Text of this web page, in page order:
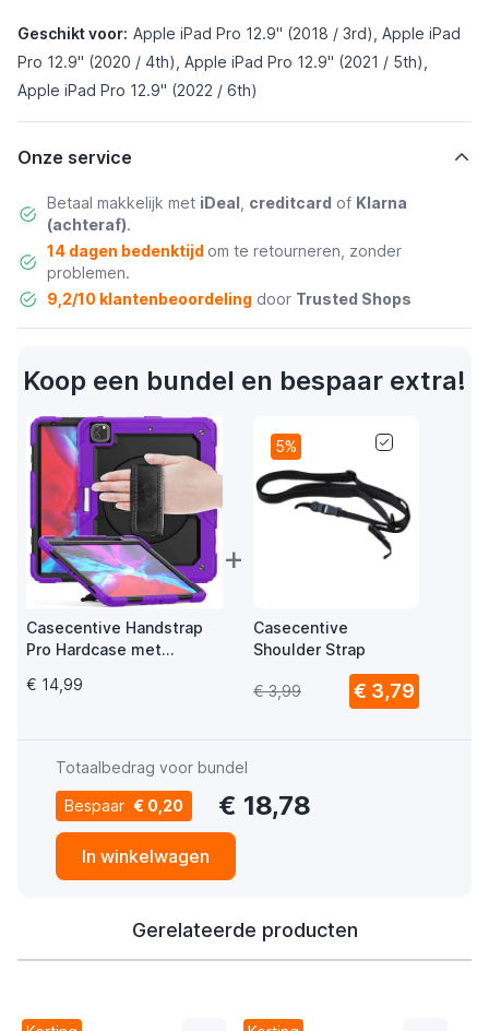
Geschikt voor: Apple iPad Pro 12.9" (2018 / 3rd), Apple iPad
Pro 12.9" (2020 / 4th), Apple iPad Pro 12.9" (2021 / 5th),
Apple iPad Pro 12.9" (2022 / 6th)
Onze service
Betaal makkelijk met iDeal creditcard of Klarna
(achteraf).
14 dagen bedenktijd om te retourneren, zonder
problemen.
9,2/10 klantenbeoordelingdoor Trusted Shops
Koop een bundel en bespaar extra!
Casecentive Handstrap
Pro Hardcase met
2022 / 2021 / 2020 / 2018
€ 14,99
+
5%
Casecentive
Shoulder Strap
€ 3,99 € 3,79
Totaalbedrag voor bundel
Bespaar € 0,20 € 18,78
In winkelwagen
Gerelateerde producten